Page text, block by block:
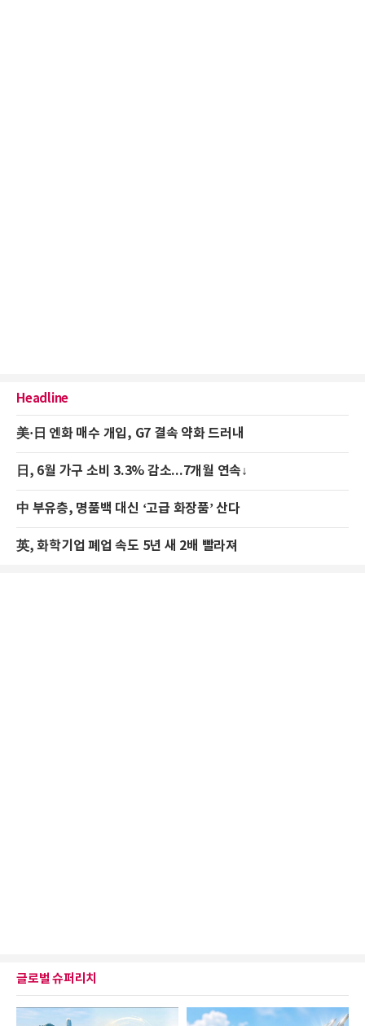
Headline
美·日 엔화 매수 개입, G7 결속 약화 드러내
日, 6월 가구 소비 3.3% 감소...7개월 연속↓
中 부유층, 명품백 대신 ‘고급 화장품’ 산다
英, 화학기업 폐업 속도 5년 새 2배 빨라져
글로벌 슈퍼리치